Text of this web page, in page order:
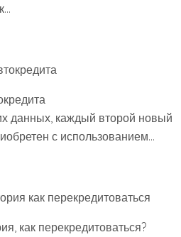
данных, каждый второй новый
с использованием…
как перекредитоваться?